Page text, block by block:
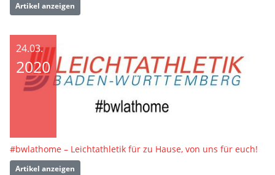
Artikel anzeigen
24.03.
2020
#bwlathome – Leichtathletik für zu Hause, von uns für euch!
Artikel anzeigen